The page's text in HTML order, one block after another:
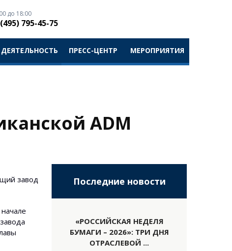
до 18:00
795-45-75
ДЕЯТЕЛЬНОСТЬ ПРЕСС-ЦЕНТР МЕРОПРИЯТИЯ
ADM
завод
Последние новости
«РОССИЙСКАЯ НЕДЕЛЯ
БУМАГИ – 2026»: ТРИ ДНЯ
ОТРАСЛЕВОЙ ...